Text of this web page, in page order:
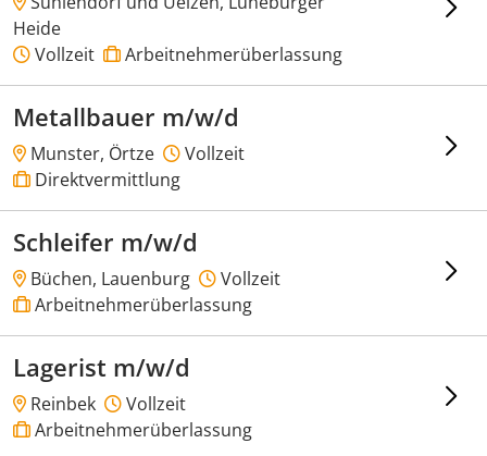
Heide
Vollzeit
Arbeitnehmerüberlassung
Metallbauer m/w/d
Munster, Örtze
Vollzeit
Direktvermittlung
Schleifer m/w/d
Büchen, Lauenburg
Vollzeit
Arbeitnehmerüberlassung
Lagerist m/w/d
Reinbek
Vollzeit
Arbeitnehmerüberlassung